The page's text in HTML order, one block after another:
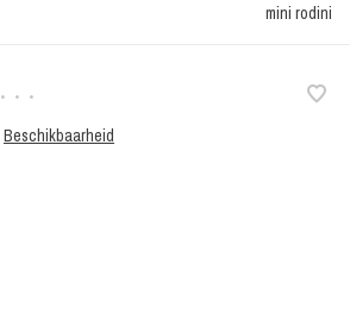
mini rodini
• • •
Beschikbaarheid